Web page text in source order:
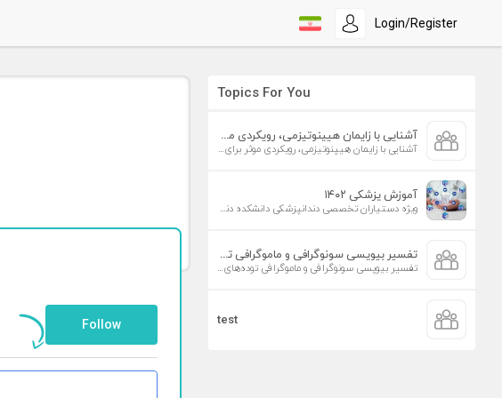
Login/Register
Follow
Topics For You
آشنایی با زایمان هیپنوتیزمی، رویکردی موثر برای افزایش تمایل به زایمان طبیعی
آشنایی با زایمان هیپنوتیزمی، رویکردی موثر برای افزایش تمایل به زایمان طبیعی
آموزش پزشکی ۱۴۰۲
ویژه دستیاران تخصصی دندانپزشکی دانشکده دندانپزشکی دانشگاه علوم پزشکی تهران
تفسیر بیوپسی سونوگرافی و ماموگرافی توده‌های پستان
تفسیر بیوپسی سونوگرافی و ماموگرافی توده‌های پستان
test